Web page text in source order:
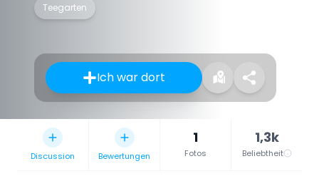
Teegarten
Ich war dort
Discussion Bewertungen
1
Fotos
1,3k
Beliebtheit